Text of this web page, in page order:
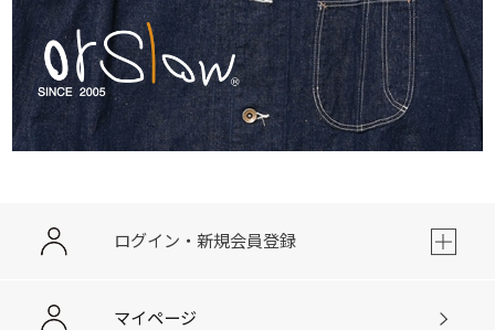
ログイン・新規会員登録
マイページ